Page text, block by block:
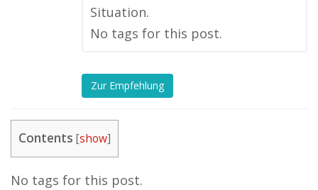
Situation.
No tags for this post.
Zur Empfehlung
Contents [show]
No tags for this post.